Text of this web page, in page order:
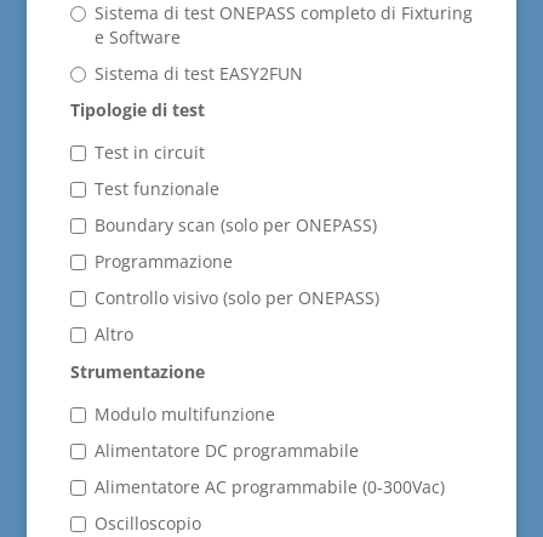
Sistema di test ONEPASS completo di Fixturing
e Software
Sistema di test EASY2FUN
Tipologie di test
Test in circuit
Test funzionale
Boundary scan (solo per ONEPASS)
Programmazione
Controllo visivo (solo per ONEPASS)
Altro
Strumentazione
Modulo multifunzione
Alimentatore DC programmabile
Alimentatore AC programmabile (0-300Vac)
Oscilloscopio